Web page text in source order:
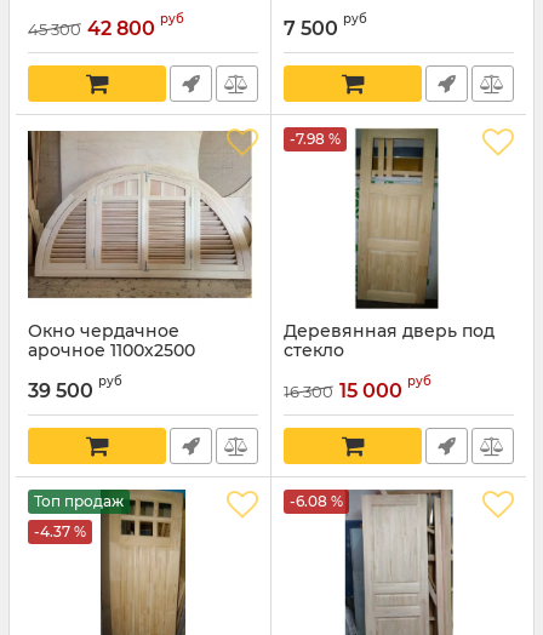
45 300 42 800 руб 7 500 руб
Окно чердачное
арочное 1100х2500
39 500 руб
-7.98 %
Деревянная дверь под
стекло
16 300 15 000 руб
Топ продаж
-4.37 %
-6.08 %